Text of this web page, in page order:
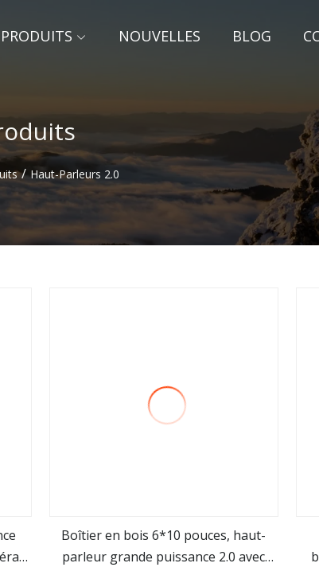
NOUVELLES BLOG
/ Haut-Parleurs 2.0
Voir plus
Boîtier en bois 6*10 pouces, haut-
parleur grande puissance 2.0 avec